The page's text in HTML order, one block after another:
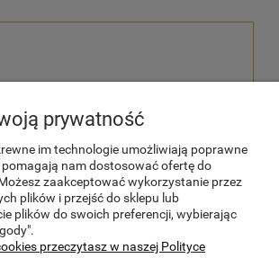
POMOC
prywatność
im technologie umożliwiają poprawne
pomagają nam dostosować ofertę do
zaakceptować wykorzystanie przez
plików i przejść do sklepu lub
plików do swoich preferencji, wybierając
przeczytasz w naszej Polityce